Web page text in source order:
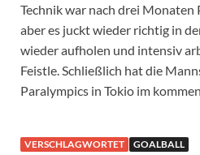
Technik war nach drei Monaten
aber es juckt wieder richtig in
wieder aufholen und intensiv
Feistle. Schließlich hat die
Paralympics in Tokio im
VERSCHLAGWORTET GOALBALL